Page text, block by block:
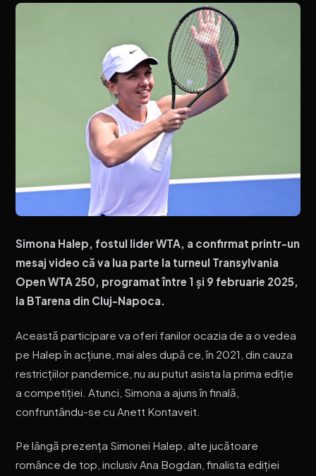
Simona Halep, fostul lider WTA, a confirmat printr-un
mesaj video că va lua parte la turneul Transylvania
Open WTA 250, programat între 1 și 9 februarie 2025,
la BTarena din Cluj-Napoca.
Această participare va oferi fanilor ocazia de a o vedea
pe Halep în acțiune, mai ales după ce, în 2021, din cauza
restricțiilor pandemice, nu au putut asista la prima ediție
a competiției. Atunci, Simona a ajuns în finală,
confruntându-se cu Anett Kontaveit.
Pe lângă prezența Simonei Halep, alte jucătoare
românce de top, inclusiv Ana Bogdan, finalista ediției